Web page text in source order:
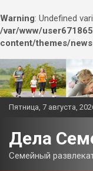
Warning: Undefined
/var/www/
content/themes/
Перейти
к
содержимому
Пятница, 7 августа,
Дела
Семейный